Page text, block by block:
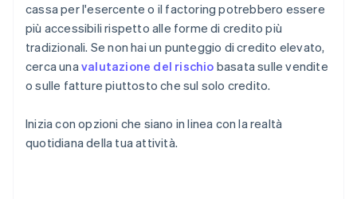
cassa per l'esercente o il factoring potrebbero essere
più accessibili rispetto alle forme di credito più
tradizionali. Se non hai un punteggio di credito elevato,
cerca unavalutazione del rischio basata sulle vendite
o sulle fatture piuttosto che sul solo credito.
Inizia con opzioni che siano in linea con la realtà
quotidiana della tua attività.